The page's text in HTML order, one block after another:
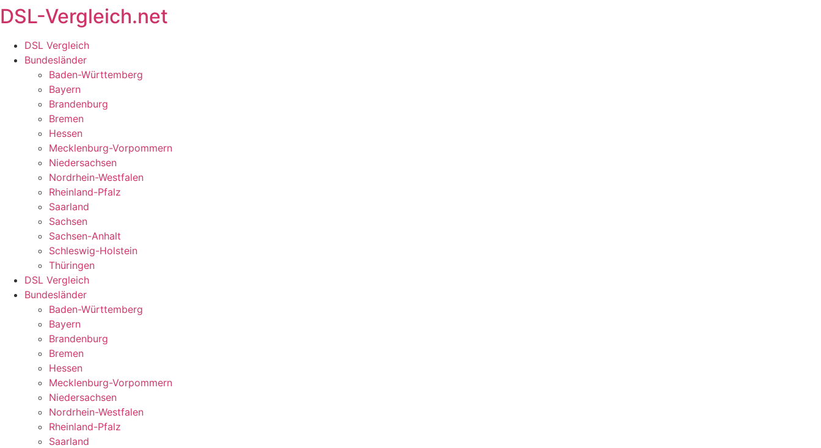
Zum
Inhalt
springen
DSL-Vergleich.net
DSL Vergleich
Bundesländer
Baden-Württemberg
Bayern
Brandenburg
Bremen
Hessen
Mecklenburg-Vorpommern
Niedersachsen
Nordrhein-Westfalen
Rheinland-Pfalz
Saarland
Sachsen
Sachsen-Anhalt
Schleswig-Holstein
Thüringen
DSL Vergleich
Bundesländer
Baden-Württemberg
Bayern
Brandenburg
Bremen
Hessen
Mecklenburg-Vorpommern
Niedersachsen
Nordrhein-Westfalen
Rheinland-Pfalz
Saarland